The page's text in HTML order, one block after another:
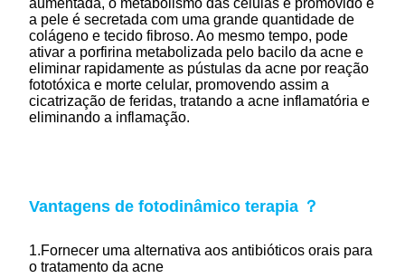
a pele é secretada com uma grande quantidade de
colágeno e tecido fibroso. Ao mesmo tempo, pode
ativar a porfirina metabolizada pelo bacilo da acne e
eliminar rapidamente as pústulas da acne por reação
fototóxica e morte celular, promovendo assim a
cicatrização de feridas, tratando a acne inflamatória e
eliminando a inflamação.
Vantagens de fotodinâmico terapia ？
1.Fornecer uma alternativa aos antibióticos orais para
o tratamento da acne